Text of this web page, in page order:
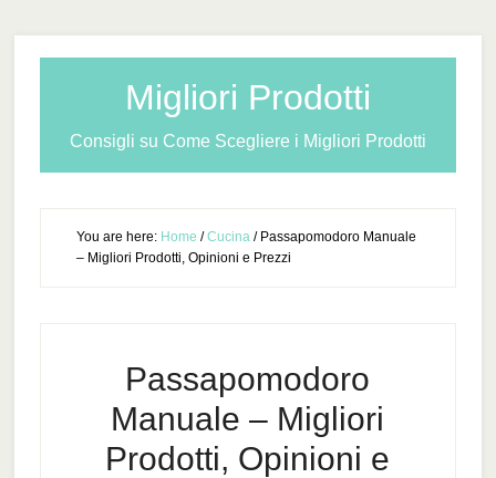
Migliori Prodotti
Consigli su Come Scegliere i Migliori Prodotti
You are here: Home / Cucina /Passapomodoro Manuale
– Migliori Prodotti, Opinioni e Prezzi
Passapomodoro
Manuale – Migliori
Prodotti, Opinioni e